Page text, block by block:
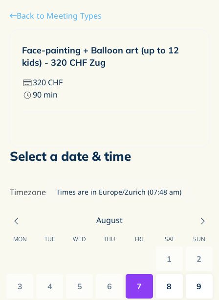
Back to Meeting Types
Face-painting + Balloon art (up to 12
kids) - 320 CHF Zug
320 CHF
90 min
Select a date & time
Timezone Times are in Europe/Zurich (07:48 am)
August
MON TUE WED THU FRI SAT SUN
1 2
3 4 5 6 7 8 9